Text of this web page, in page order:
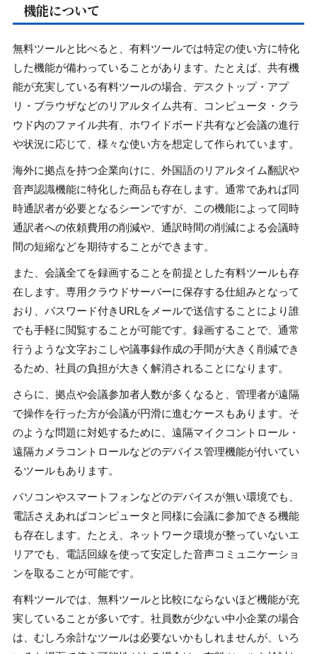
機能について
無料ツールと比べると、有料ツールでは特定の使い方に特化
した機能が備わっていることがあります。たとえば、共有機
能が充実している有料ツールの場合、デスクトップ・アプ
リ・ブラウザなどのリアルタイム共有、コンピュータ・クラ
ウド内のファイル共有、ホワイドボード共有など会議の進行
や状況に応じて、様々な使い方を想定して作られています。
海外に拠点を持つ企業向けに、外国語のリアルタイム翻訳や
音声認識機能に特化した商品も存在します。通常であれば同
時通訳者が必要となるシーンですが、この機能によって同時
通訳者への依頼費用の削減や、通訳時間の削減による会議時
間の短縮などを期待することができます。
また、会議全てを録画することを前提とした有料ツールも存
在します。専用クラウドサーバーに保存する仕組みとなって
おり、パスワード付きURLをメールで送信することにより誰
でも手軽に閲覧することが可能です。録画することで、通常
行うような文字おこしや議事録作成の手間が大きく削減でき
るため、社員の負担が大きく解消されることになります。
さらに、拠点や会議参加者人数が多くなると、管理者が遠隔
で操作を行った方が会議が円滑に進むケースもあります。そ
のような問題に対処するために、遠隔マイクコントロール・
遠隔カメラコントロールなどのデバイス管理機能が付いてい
るツールもあります。
パソコンやスマートフォンなどのデバイスが無い環境でも、
電話さえあればコンピュータと同様に会議に参加できる機能
も存在します。たとえ、ネットワーク環境が整っていないエ
リアでも、電話回線を使って安定した音声コミュニケーショ
ンを取ることが可能です。
有料ツールでは、無料ツールと比較にならないほど機能が充
実していることが多いです。社員数が少ない中小企業の場合
は、むしろ余計なツールは必要ないかもしれませんが、いろ